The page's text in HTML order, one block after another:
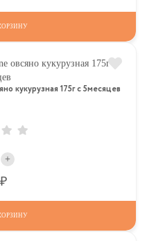
кукурузная 175г с 5месяцев
+